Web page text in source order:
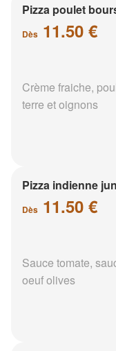
Pizza poulet
Dès 11.50 €
Crème fraiche,
terre et oignons
Pizza indienne
Dès 11.50 €
Sauce tomate,
oeuf olives